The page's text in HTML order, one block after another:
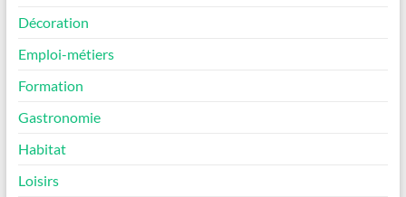
Décoration
Emploi-métiers
Formation
Gastronomie
Habitat
Loisirs